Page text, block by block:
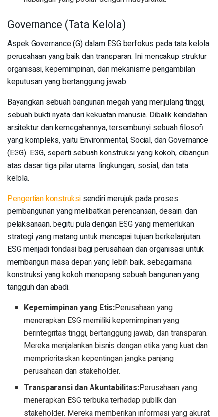
Governance (Tata Kelola)
Aspek Governance (G) dalam ESG berfokus pada tata kelola
perusahaan yang baik dan transparan. Ini mencakup struktur
organisasi, kepemimpinan, dan mekanisme pengambilan
keputusan yang bertanggung jawab.
Bayangkan sebuah bangunan megah yang menjulang tinggi,
sebuah bukti nyata dari kekuatan manusia. Dibalik keindahan
arsitektur dan kemegahannya, tersembunyi sebuah filosofi
yang kompleks, yaitu Environmental, Social, dan Governance
(ESG). ESG, seperti sebuah konstruksi yang kokoh, dibangun
atas dasar tiga pilar utama: lingkungan, sosial, dan tata
kelola.
Pengertian konstruksi sendiri merujuk pada proses
pembangunan yang melibatkan perencanaan, desain, dan
pelaksanaan, begitu pula dengan ESG yang memerlukan
strategi yang matang untuk mencapai tujuan berkelanjutan.
ESG menjadi fondasi bagi perusahaan dan organisasi untuk
membangun masa depan yang lebih baik, sebagaimana
konstruksi yang kokoh menopang sebuah bangunan yang
tangguh dan abadi.
Kepemimpinan yang Etis:Perusahaan yang
menerapkan ESG memiliki kepemimpinan yang
berintegritas tinggi, bertanggung jawab, dan transparan.
Mereka menjalankan bisnis dengan etika yang kuat dan
memprioritaskan kepentingan jangka panjang
perusahaan dan stakeholder.
Transparansi dan Akuntabilitas:Perusahaan yang
menerapkan ESG terbuka terhadap publik dan
stakeholder. Mereka memberikan informasi yang akurat